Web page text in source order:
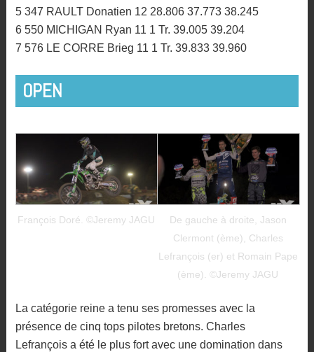
5 347 RAULT Donatien 12 28.806 37.773 38.245
6 550 MICHIGAN Ryan 11 1 Tr. 39.005 39.204
7 576 LE CORRE Brieg 11 1 Tr. 39.833 39.960
OPEN
François Doré. ©Jeremy JAGU
De gauche à droite, Jason
Clermont (ème), Charles
Lefrançois (er) et Romain Pape
(ème). ©Jeremy JAGU
La catégorie reine a tenu ses promesses avec la
présence de cinq tops pilotes bretons. Charles
Lefrançois a été le plus fort avec une domination dans